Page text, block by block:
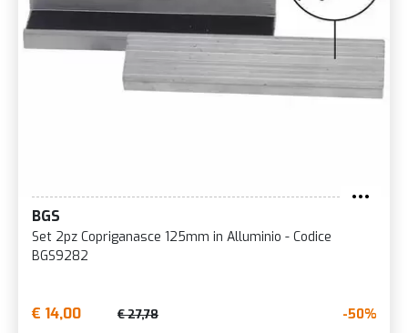
BGS
Set 2pz Copriganasce 125mm in Alluminio - Codice
BGS9282
€ 14,00 € 27,78 -50%